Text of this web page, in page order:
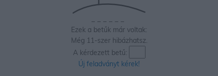
Ezek a betűk már voltak:
Még 11-szer hibázhatsz.
A kérdezett betű:
Új feladványt kérek!